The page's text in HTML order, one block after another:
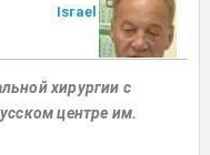
Israel
хирургии с
центре им.